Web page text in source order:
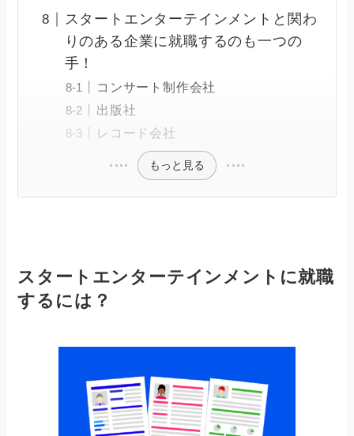
スタートエンターテインメントと関わ
りのある企業に就職するのも一つの
手！
コンサート制作会社
出版社
レコード会社
もっと見る
スタートエンターテインメントに就職
するには？